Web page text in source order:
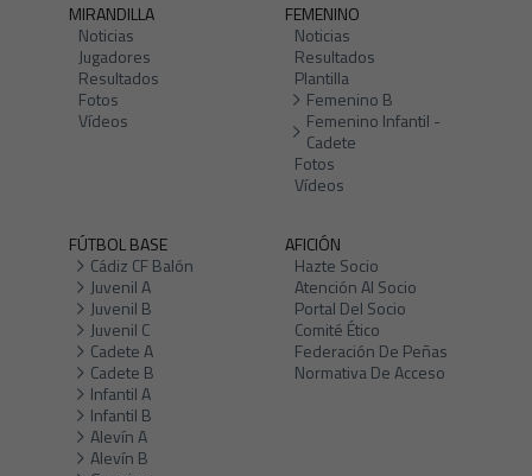
MIRANDILLA
Noticias
Jugadores
Resultados
Fotos
Vídeos
FEMENINO
Noticias
Resultados
Plantilla
Femenino B
Femenino Infantil -
Cadete
Fotos
Vídeos
FÚTBOL BASE
Cádiz CF Balón
Juvenil A
Juvenil B
Juvenil C
Cadete A
Cadete B
Infantil A
Infantil B
Alevín A
Alevín B
AFICIÓN
Hazte Socio
Atención Al Socio
Portal Del Socio
Comité Ético
Federación De Peñas
Normativa De Acceso